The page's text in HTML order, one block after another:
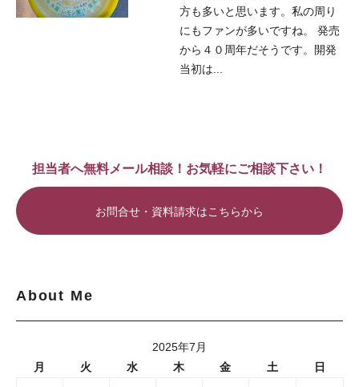
方も多いと思います。私の周り
にもファンが多いですね。 発売
から４０周年だそうです。開発
当初は...
担当者へ無料メール相談！お気軽にご相談下さい！
お問合せ・資料請求はこちらから
About Me
2025年7月
月
火 水 木 金 土 日